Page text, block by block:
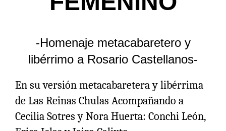
-Homenaje metacabaretero y
libérrimo a Rosario Castellanos-
En su versión metacabaretera y libérrima
de Las Reinas Chulas Acompañando a
Cecilia Sotres y Nora Huerta: Conchi León,